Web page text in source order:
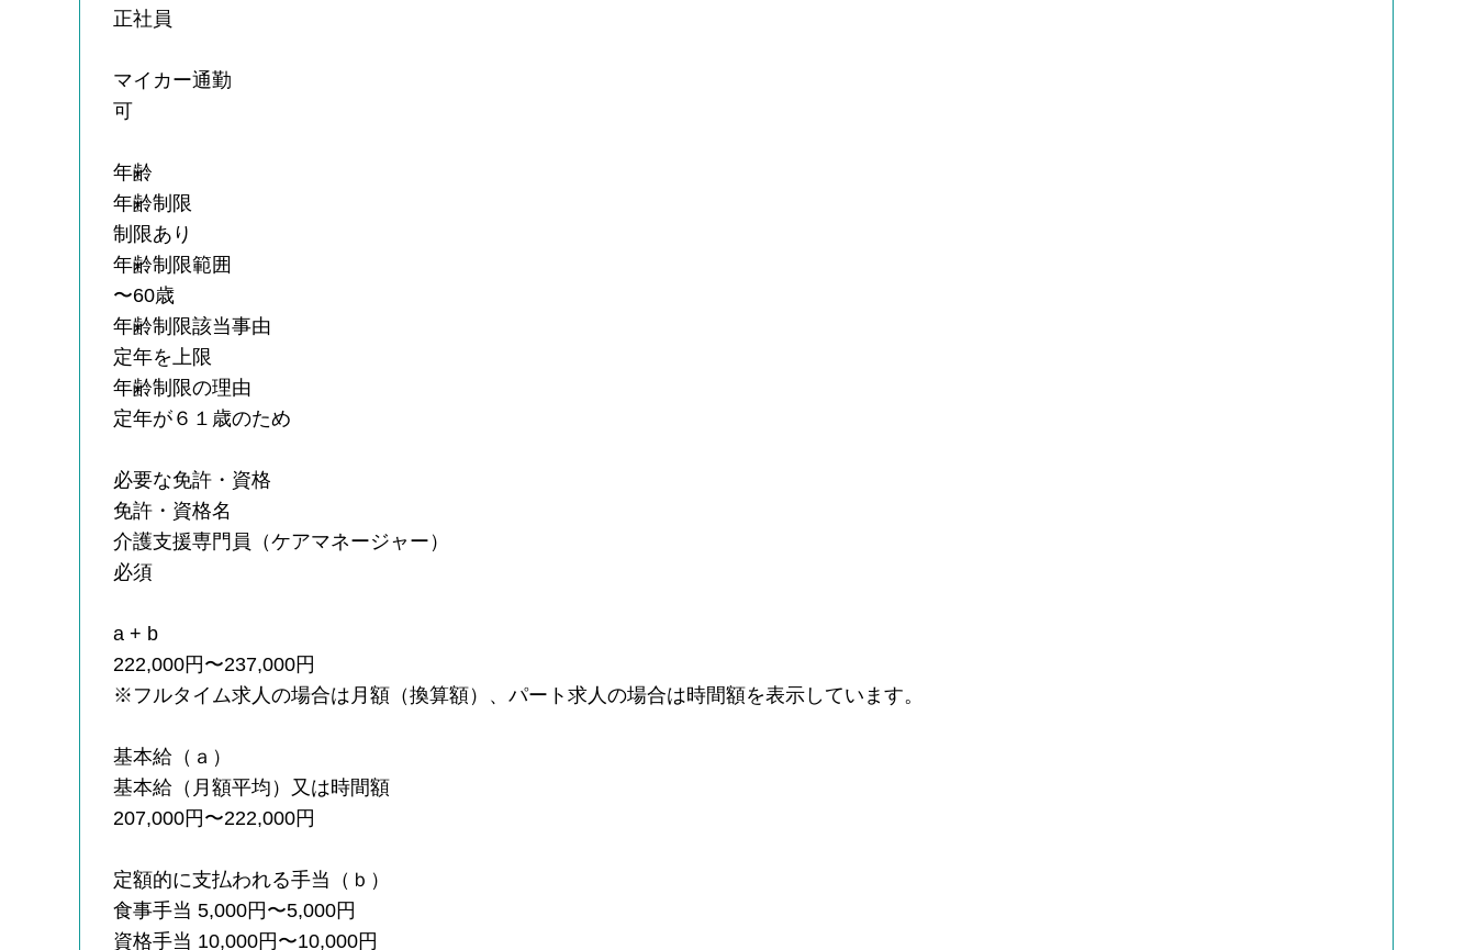
正社員
マイカー通勤
可
年齢
年齢制限
制限あり
年齢制限範囲
〜60歳
年齢制限該当事由
定年を上限
年齢制限の理由
定年が６１歳のため
必要な免許・資格
免許・資格名
介護支援専門員（ケアマネージャー）
必須
a + b
222,000円〜237,000円
※フルタイム求人の場合は月額（換算額）、パート求人の場合は時間額を表示しています。
基本給（ａ）
基本給（月額平均）又は時間額
207,000円〜222,000円
定額的に支払われる手当（ｂ）
食事手当 5,000円〜5,000円
資格手当 10,000円〜10,000円